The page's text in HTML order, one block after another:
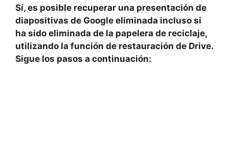
Sí, es posible recuperar una presentación de
diapositivas de Google eliminada incluso si
ha sido eliminada de ​la​ papelera de reciclaje,
utilizando‌ la ​función de restauración de Drive.
Sigue los pasos a continuación: